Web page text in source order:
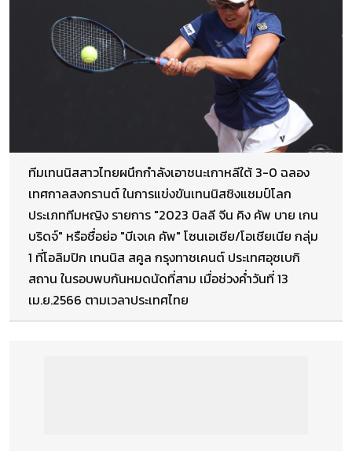
ทีมเทนนิสสาวไทยผนึกกำลังเอาชนะเกาหลีใต้ 3-0 ฉลอง
เทศกาลสงกรานต์ ในการแข่งขันเทนนิสชิงแชมป์โลก
ประเภททีมหญิง รายการ "2023 บิลลี จีน คิง คัพ บาย เกน
บริดจ์" หรือชื่อย่อ "บีเจเค คัพ" โซนเอเชีย/โอเชียเนีย กลุ่ม
1 ที่โอลิมปิก เทนนิส สคูล กรุงทาชเคนต์ ประเทศอุซเบกิ
สถาน ในรอบพบกันหมดนัดที่สาม เมื่อช่วงค่ำวันที่ 13
เม.ย.2566 ตามเวลาประเทศไทย